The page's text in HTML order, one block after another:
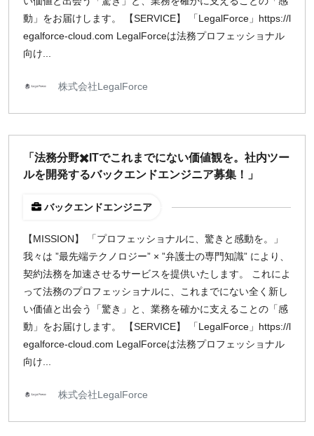
動」をお届けします。 【SERVICE】 「LegalForce」https://l
egalforce-cloud.com LegalForceは法務プロフェッショナル
向け...
株式会社LegalForce
「法務分野✖️ITでこれまでにない価値観を。社内ツー
ルを開発するバックエンドエンジニア募集！」
バックエンドエンジニア
【MISSION】 「プロフェッショナルに、驚きと感動を。」
我々は ”最先端テクノロジー” × ”弁護士の専門知識” により、
契約法務を加速させるサービスを提供いたします。 これによ
って法務のプロフェッショナルに、これまでにない全く新し
い価値と出会う「驚き」と、業務を確かに支えることの「感
動」をお届けします。 【SERVICE】 「LegalForce」https://l
egalforce-cloud.com LegalForceは法務プロフェッショナル
向け...
株式会社LegalForce